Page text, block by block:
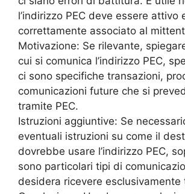
l’indirizzo PEC deve essere attivo
correttamente associato al
Motivazione: Se rilevante,
cui si comunica l’indirizzo PEC,
ci sono specifiche transazioni,
comunicazioni future che si
tramite PEC.
Istruzioni aggiuntive: Se
eventuali istruzioni su come il
dovrebbe usare l’indirizzo PEC,
sono particolari tipi di
desidera ricevere esclusivamente